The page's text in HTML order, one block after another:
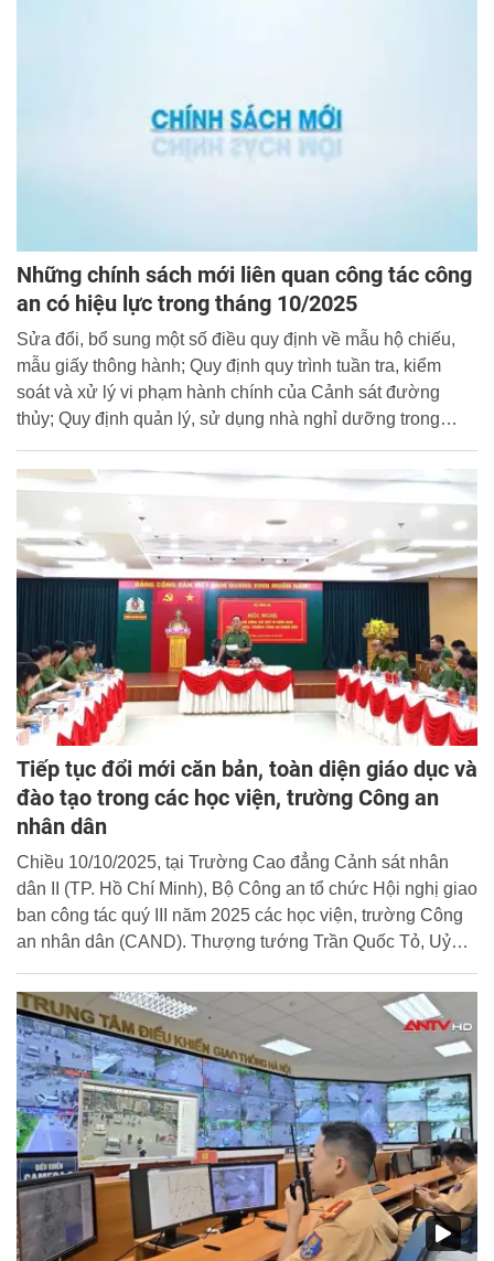
Những chính sách mới liên quan công tác công
an có hiệu lực trong tháng 10/2025
Sửa đổi, bổ sung một số điều quy định về mẫu hộ chiếu,
mẫu giấy thông hành; Quy định quy trình tuần tra, kiểm
soát và xử lý vi phạm hành chính của Cảnh sát đường
thủy; Quy định quản lý, sử dụng nhà nghỉ dưỡng trong
bắt buộc và bảo hiểm y tế đối với sĩ quan, hạ sĩ quan,
chiến sĩ Công an nhân dân… là những chính sách mới liên
quan công tác công an có hiệu lực thi hành kể từ tháng
10/2025.
Tiếp tục đổi mới căn bản, toàn diện giáo dục và
đào tạo trong các học viện, trường Công an
nhân dân
Chiều 10/10/2025, tại Trường Cao đẳng Cảnh sát nhân
dân II (TP. Hồ Chí Minh), Bộ Công an tổ chức Hội nghị giao
ban công tác quý III năm 2025 các học viện, trường Công
an nhân dân (CAND). Thượng tướng Trần Quốc Tỏ, Uỷ
chỉ đạo Hội nghị.